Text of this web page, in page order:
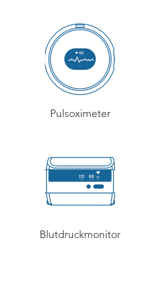
Pulsoximeter
Blutdruckmonitor